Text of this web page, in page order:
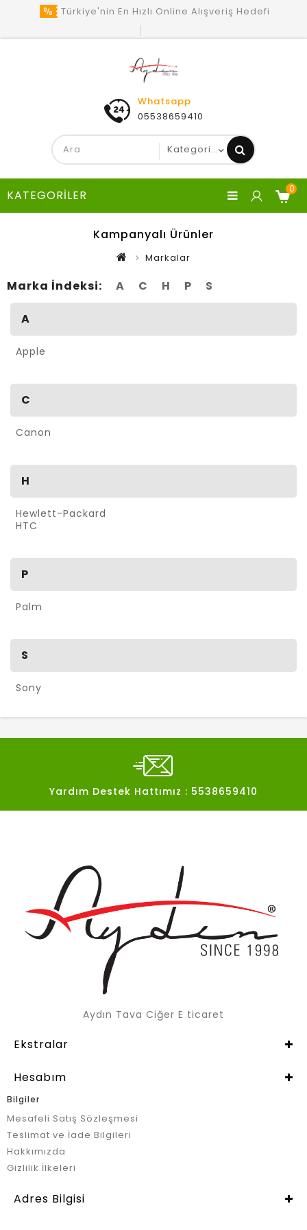
Türkiye'nin En Hızlı Online Alışveriş Hedefi
Whatsapp
05538659410
KATEGORILER 0
Kampanyalı Ürünler
Markalar
Marka İndeksi: A C H P S
A
Apple
C
Canon
H
Hewlett-Packard
HTC
P
Palm
S
Sony
Yardım Destek Hattımız : 5538659410
Aydın Tava Ciğer E ticaret
Ekstralar
Hesabım
Bilgiler
Mesafeli Satış Sözleşmesi
Teslimat ve İade Bilgileri
Hakkımızda
Gizlilik İlkeleri
Adres Bilgisi